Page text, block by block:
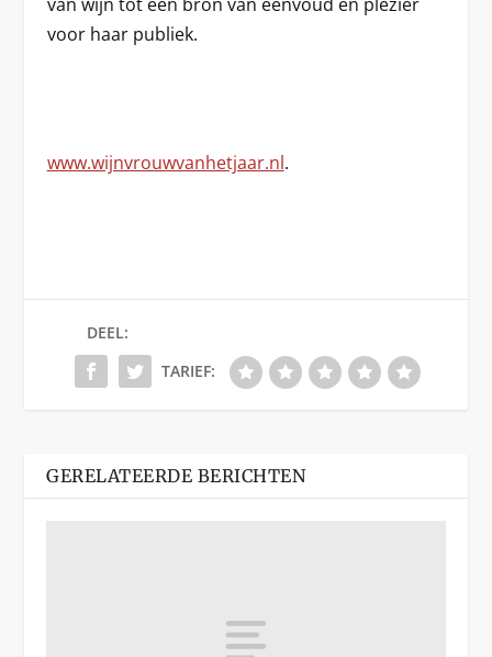
van wijn tot een bron van eenvoud en plezier
voor haar publiek.
www.wijnvrouwvanhetjaar.nl.
DEEL:
TARIEF:
GERELATEERDE BERICHTEN